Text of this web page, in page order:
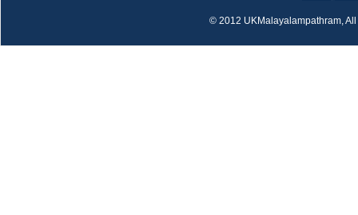
© 2012 UKMalayalampathram,